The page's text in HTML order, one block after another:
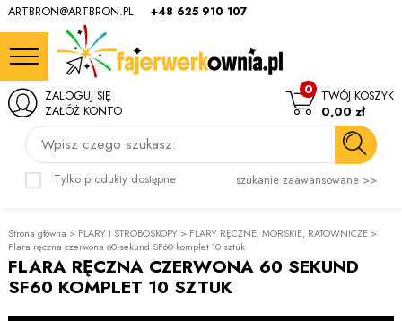
ARTBRON@ARTBRON.PL +48 625 910 107
Wpisz czego szukasz:
Tylko produkty dostępne szukanie zaawansowane >>
ZALOGUJ SIĘ
ZAŁÓŻ KONTO
TWÓJ KOSZYK
0
0,00 zł
Strona główna > FLARY I STROBOSKOPY > FLARY RĘCZNE, MORSKIE, RATOWNICZE >
Flara ręczna czerwona 60 sekund SF60 komplet 10 sztuk
FLARA RĘCZNA CZERWONA 60 SEKUND
SF60 KOMPLET 10 SZTUK